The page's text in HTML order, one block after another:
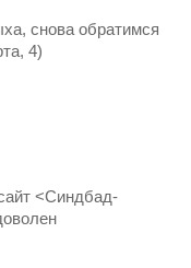
снова обратимся
4)
<Синдбад-